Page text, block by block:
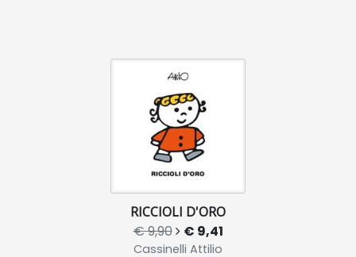
RICCIOLI D'ORO
€ 9,90 € 9,41
Cassinelli Attilio